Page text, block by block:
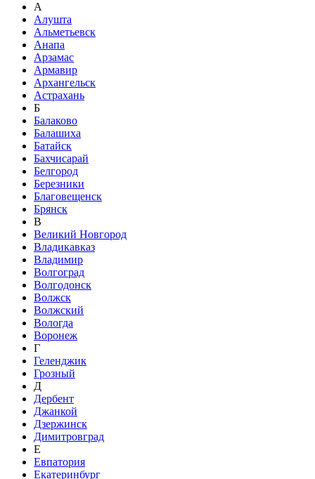
А
Алушта
Альметьевск
Анапа
Арзамас
Армавир
Архангельск
Астрахань
Б
Балаково
Балашиха
Батайск
Бахчисарай
Белгород
Березники
Благовещенск
Брянск
В
Великий Новгород
Владикавказ
Владимир
Волгоград
Волгодонск
Волжск
Волжский
Вологда
Воронеж
Г
Геленджик
Грозный
Д
Дербент
Джанкой
Дзержинск
Димитровград
Е
Евпатория
Екатеринбург